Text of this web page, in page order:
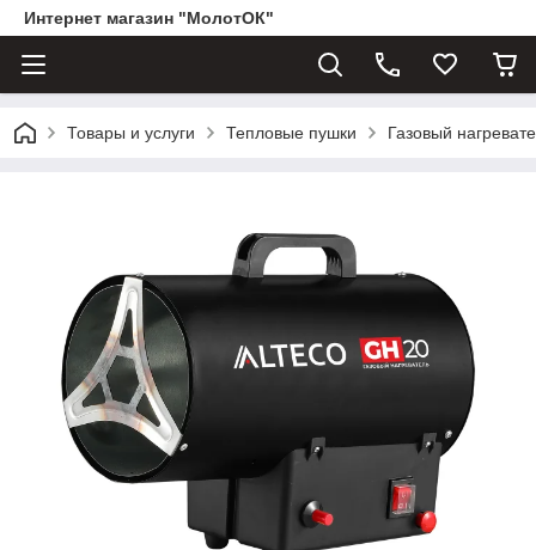
Интернет магазин "МолотОК"
Товары и услуги Тепловые пушки Газовый